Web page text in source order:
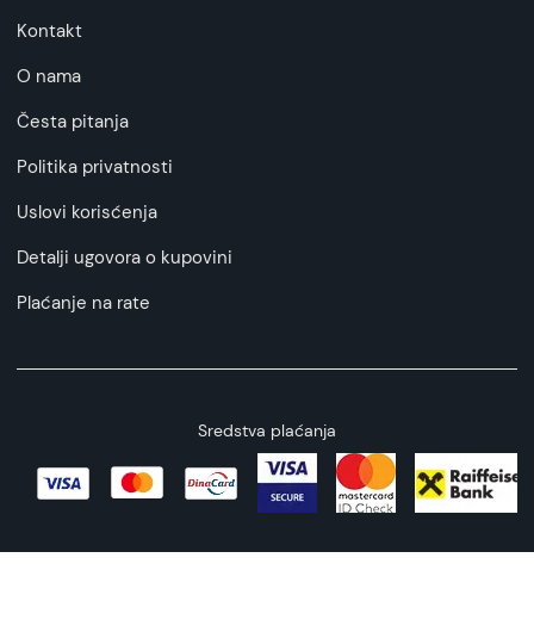
Kontakt
O nama
Česta pitanja
Politika privatnosti
Uslovi korisćenja
Detalji ugovora o kupovini
Plaćanje na rate
Sredstva plaćanja